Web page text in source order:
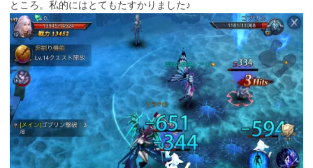
ところ。私的にはとてもたすかりました♪